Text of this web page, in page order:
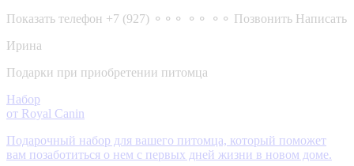
Показать телефон +7 (927) ⚬⚬⚬ ⚬⚬ ⚬⚬ Позвонить Написать
Ирина
Подарки при приобретении питомца
Набор
от Royal Canin
Подарочный набор для вашего питомца, который поможет
вам позаботиться о нем с первых дней жизни в новом доме.